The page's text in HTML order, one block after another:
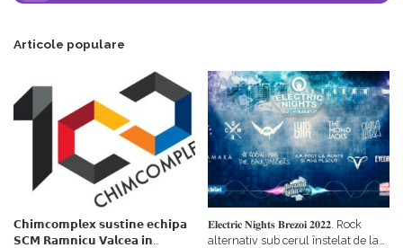
Articole populare
𝗖𝗵𝗶𝗺𝗰𝗼𝗺𝗽𝗹𝗲𝘅 𝘀𝘂𝘀𝘁𝗶𝗻𝗲 𝗲𝗰𝗵𝗶𝗽𝗮
𝗦𝗖𝗠 𝗥𝗮𝗺𝗻𝗶𝗰𝘂 𝗩𝗮𝗹𝗰𝗲𝗮 𝗶𝗻
𝐄𝐥𝐞𝐜𝐭𝐫𝐢𝐜 𝐍𝐢𝐠𝐡𝐭𝐬 𝐁𝐫𝐞𝐳𝐨𝐢 𝟐𝟎𝟐𝟐. Rock
alternativ sub cerul înstelat de la